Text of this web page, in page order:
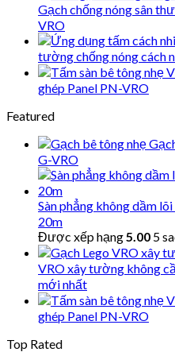
Gạch chống nóng sân
VRO
tường chống nóng cách
ghép Panel PN-VRO
Featured
G-VRO
Sàn phẳng không dầm
20m
Được xếp hạng 5.00 5
VRO xây tường không
mới nhất
ghép Panel PN-VRO
Top Rated